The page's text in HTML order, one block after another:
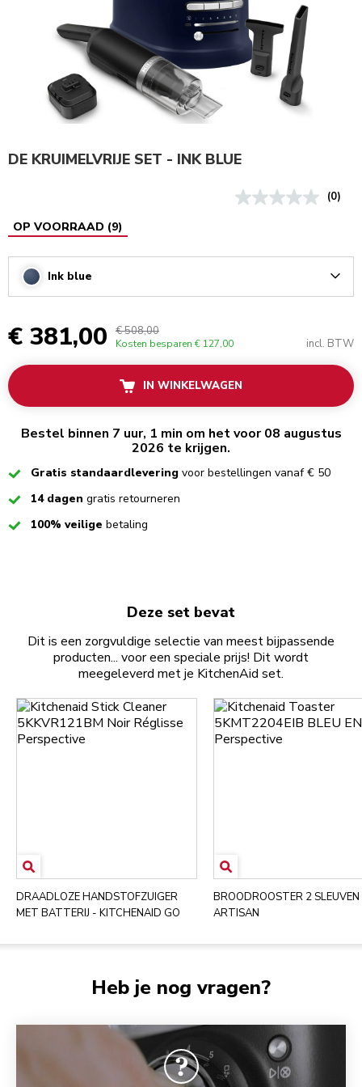
DE KRUIMELVRIJE SET - INK BLUE
(0)
OP VOORRAAD (9)
Ink blue
€ 381,00 € 508,00
Kosten besparen € 127,00 incl. BTW
IN WINKELWAGEN
Bestel binnen 7 uur, 1 min om het voor 08 augustus
2026 te krijgen.
CheckedGratis standaardlevering voor bestellingen vanaf € 50
Checked14 dagen gratis retourneren
Checked100% veilige betaling
Deze set bevat
Dit is een zorgvuldige selectie van meest bijpassende
producten... voor een speciale prijs! Dit wordt
meegeleverd met je KitchenAid set.
DRAADLOZE HANDSTOFZUIGER
MET BATTERIJ - KITCHENAID GO
BROODROOSTER 2
ARTISAN
Heb je nog vragen?